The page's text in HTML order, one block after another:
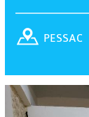
PESSAC